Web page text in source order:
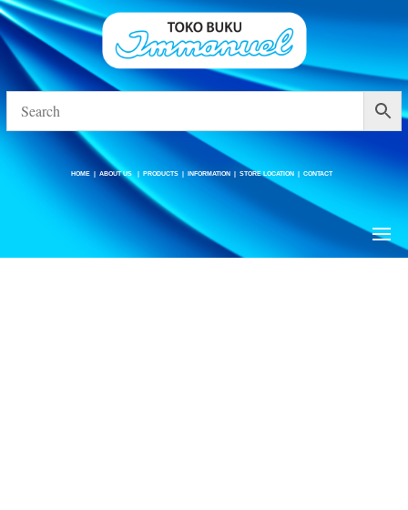
ABOUT US |STORE LOCATION
HOME |ABOUT US |PRODUCTS |INFORMATION |STORE LOCATION |CONTACT